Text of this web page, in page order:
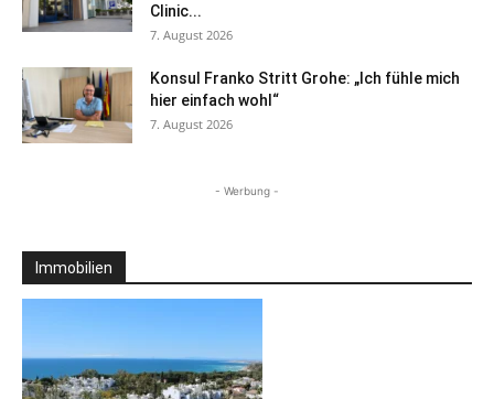
Clinic...
7. August 2026
Konsul Franko Stritt Grohe: „Ich fühle mich
hier einfach wohl“
7. August 2026
- Werbung -
Immobilien